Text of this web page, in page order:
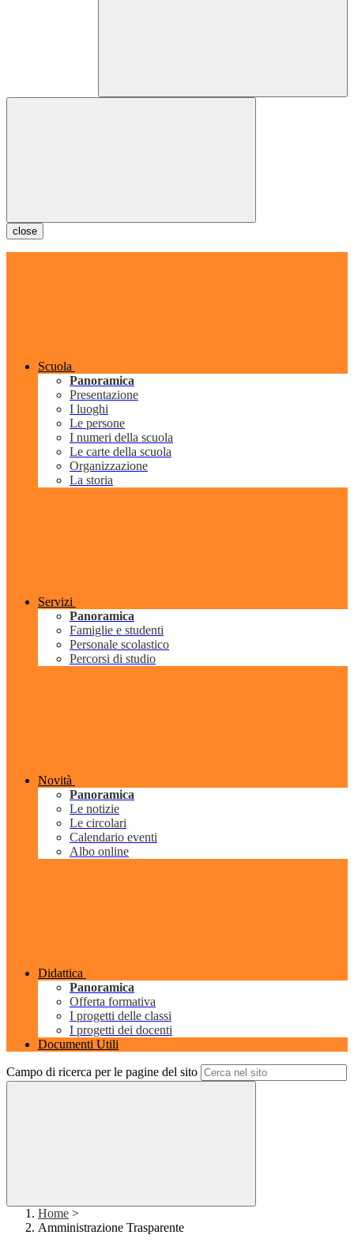
close
Scuola
Panoramica
Presentazione
I luoghi
Le persone
I numeri della scuola
Le carte della scuola
Organizzazione
La storia
Servizi
Panoramica
Famiglie e studenti
Personale scolastico
Percorsi di studio
Novità
Panoramica
Le notizie
Le circolari
Calendario eventi
Albo online
Didattica
Panoramica
Offerta formativa
I progetti delle classi
I progetti dei docenti
Documenti Utili
Campo di ricerca per le pagine del sito
Home >
Amministrazione Trasparente